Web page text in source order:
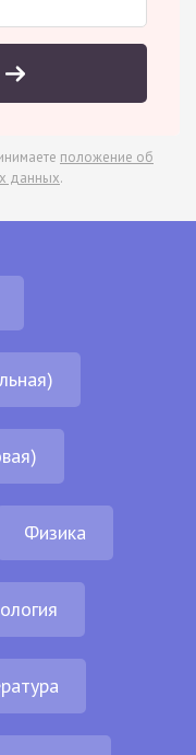
положение об
данных.
Физика